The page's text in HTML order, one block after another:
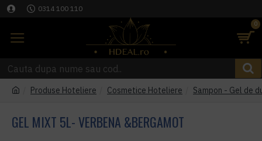
0314 100 110
0
Produse Hoteliere Cosmetice Hoteliere Sampon - Gel de
GEL MIXT 5L- VERBENA &BERGAMOT